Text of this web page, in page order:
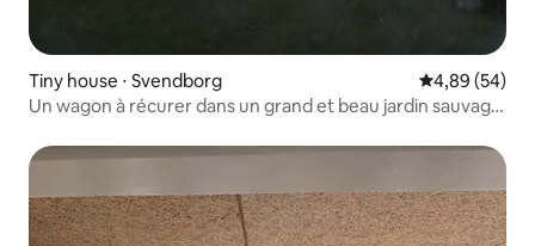
Tiny house ⋅ Svendborg Évaluation
4,89 (54)
Un wagon à récurer dans un grand et beau jardin sauvage